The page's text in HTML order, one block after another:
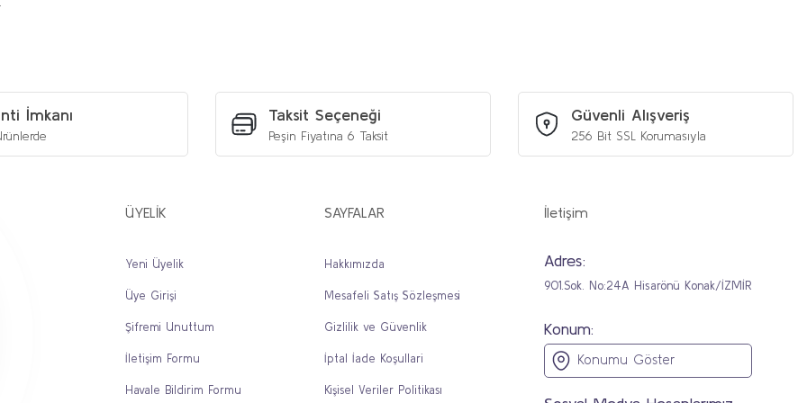
İmkanı Taksit Seçeneği
Peşin Fiyatına 6 Taksit
Güvenli Alışveriş
256 Bit SSL Korumasıyla
ÜYELİK
Yeni Üyelik
Üye Girişi
Şifremi Unuttum
İletişim Formu
Havale Bildirim Formu
SAYFALAR
Hakkımızda
Mesafeli Satış Sözleşmesi
Gizlilik ve Güvenlik
İptal İade Koşullari
Kişisel Veriler Politikası
İletişim
Adres:
901.Sok. No:24A Hisarönü Konak/İZMİR
Konum:
Konumu Göster